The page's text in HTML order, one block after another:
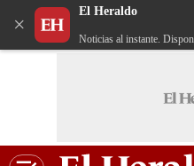
×
El Heraldo
Noticias al instante.